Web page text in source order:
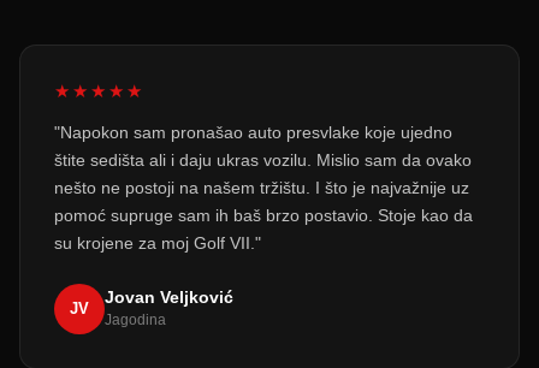
★★★★★
"Napokon sam pronašao auto presvlake koje ujedno
štite sedišta ali i daju ukras vozilu. Mislio sam da ovako
nešto ne postoji na našem tržištu. I što je najvažnije uz
pomoć supruge sam ih baš brzo postavio. Stoje kao da
su krojene za moj Golf VII."
JV
Jovan Veljković
Jagodina